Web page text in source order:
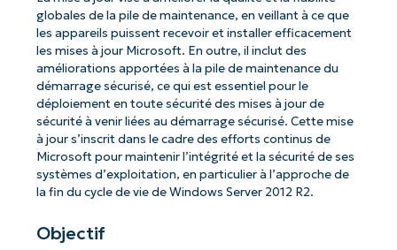
globales de la pile de maintenance, en veillant à ce que
les appareils puissent recevoir et installer efficacement
les mises à jour Microsoft. En outre, il inclut des
améliorations apportées à la pile de maintenance du
démarrage sécurisé, ce qui est essentiel pour le
déploiement en toute sécurité des mises à jour de
sécurité à venir liées au démarrage sécurisé. Cette mise
à jour s’inscrit dans le cadre des efforts continus de
Microsoft pour maintenir l’intégrité et la sécurité de ses
systèmes d’exploitation, en particulier à l’approche de
la fin du cycle de vie de Windows Server 2012 R2.
Objectif